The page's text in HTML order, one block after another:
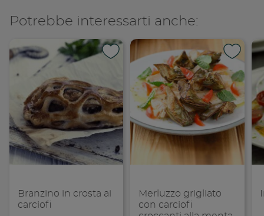
Potrebbe interessarti anche:
Branzino in crosta ai
carciofi
Merluzzo grigliato
con carciofi